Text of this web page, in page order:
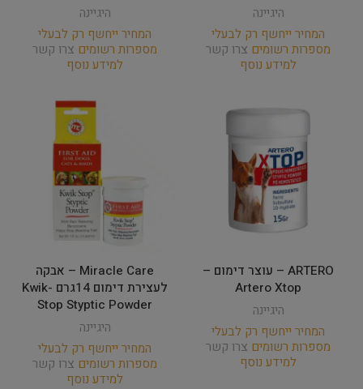
היגיינה
המחיר ייחשף רק לבעלי
מספרות רשומים צרו קשר
למידע נוסף
היגיינה
המחיר ייחשף רק לבעלי
מספרות רשומים צרו קשר
למידע נוסף
ARTERO – עוצר דימום –
Artero Xtop
היגיינה
המחיר ייחשף רק לבעלי
מספרות רשומים צרו קשר
למידע נוסף
Miracle Care – אבקה
לעצירת דימום 14גרם Kwik-
Stop Styptic Powder
היגיינה
המחיר ייחשף רק לבעלי
מספרות רשומים צרו קשר
למידע נוסף